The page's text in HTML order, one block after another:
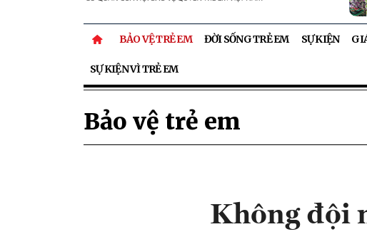
BẢO VỆ TRẺ EM ĐỜI SỐNG TRẺ EM SỰ KIỆN
SỰ KIỆN VÌ TRẺ EM
Bảo vệ trẻ em
Không đội